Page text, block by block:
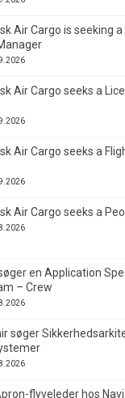
Air Cargo is seeking
Air Cargo seeks a
Air Cargo seeks a
Air Cargo seeks a
en Application
– Crew
søger
flyveleder hos